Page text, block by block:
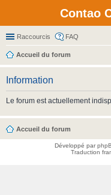
Contao
Raccourcis FAQ
Accueil du forum
Information
Le forum est actuellement
Accueil du forum
Développé par
Traduction